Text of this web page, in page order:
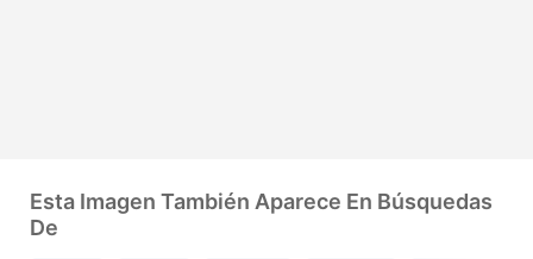
Esta Imagen También Aparece En Búsquedas
De